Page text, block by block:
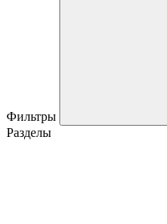
Фильтры
Разделы